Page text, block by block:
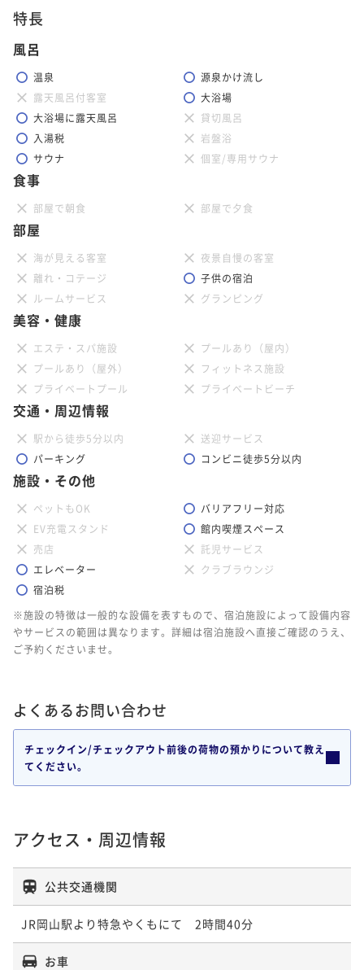
特長
風呂
温泉
源泉かけ流し
露天風呂付客室
大浴場
大浴場に露天風呂
貸切風呂
入湯税
岩盤浴
サウナ
個室/専用サウナ
食事
部屋で朝食 部屋で夕食
部屋
海が見える客室
夜景自慢の客室
離れ・コテージ
子供の宿泊
ルームサービス
グランピング
美容・健康
エステ・スパ施設
プールあり（屋内）
プールあり（屋外）
フィットネス施設
プライベートプール
プライベートビーチ
交通・周辺情報
駅から徒歩5分以内
送迎サービス
パーキング
コンビニ徒歩5分以内
施設・その他
ペットもOK
バリアフリー対応
EV充電スタンド
館内喫煙スペース
売店
託児サービス
エレベーター
クラブラウンジ
宿泊税
※施設の特徴は一般的な設備を表すもので、宿泊施設によって設備内容
やサービスの範囲は異なります。詳細は宿泊施設へ直接ご確認のうえ、
ご予約くださいませ。
よくあるお問い合わせ
チェックイン/チェックアウト前後の荷物の預かりについて教え
てください。
アクセス・周辺情報
公共交通機関
JR岡山駅より特急やくもにて　2時間40分
お車